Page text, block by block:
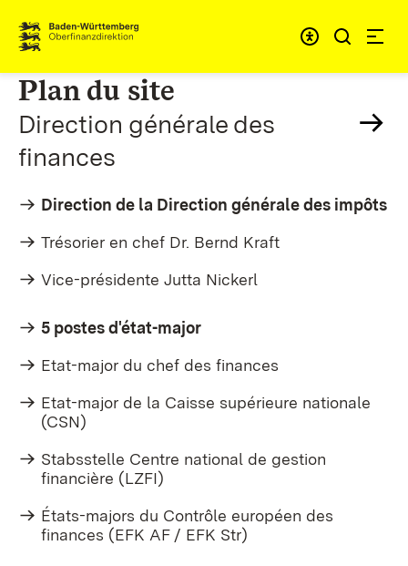
Passer au contenu
Plan du site
Direction générale des
finances
Direction de la Direction générale des impôts
Trésorier en chef Dr. Bernd Kraft
Vice-présidente Jutta Nickerl
5 postes d'état-major
Etat-major du chef des finances
Etat-major de la Caisse supérieure nationale
(CSN)
Stabsstelle Centre national de gestion
financière (LZFI)
États-majors du Contrôle européen des
finances (EFK AF / EFK Str)